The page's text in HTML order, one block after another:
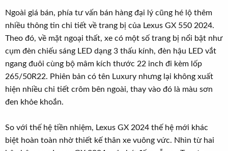
Ngoài giá bán, phía tư vấn bán hàng đại lý cũng hé lộ thêm
nhiều thông tin chi tiết về trang bị của Lexus GX 550 2024.
Theo đó, về mặt ngoại thất, xe có một số trang bị nổi bật như
cụm đèn chiếu sáng LED dạng 3 thấu kính, đèn hậu LED vắt
ngang đuôi cùng bộ mâm kích thước 22 inch đi kèm lốp
265/50R22. Phiên bản có tên Luxury nhưng lại không xuất
hiện nhiều chi tiết crôm bên ngoài, thay vào đó là màu sơn
đen khỏe khoắn.
So với thế hệ tiền nhiệm, Lexus GX 2024 thế hệ mới khác
biệt hoàn toàn nhờ thiết kế thân xe vuông vức. Nhìn từ hai